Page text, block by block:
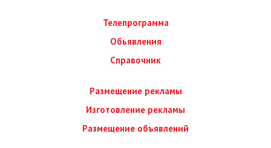
Телепрограмма
Обьявления
Справочник
Размещение рекламы
Изготовление рекламы
Размещение объявлений